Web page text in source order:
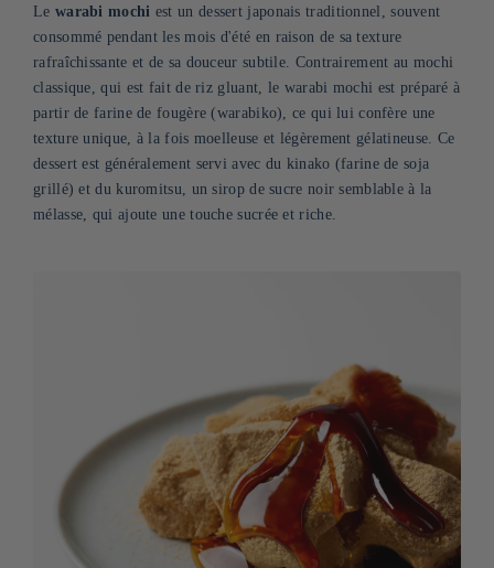
Le warabi mochi est un dessert japonais traditionnel, souvent
consommé pendant les mois d'été en raison de sa texture
rafraîchissante et de sa douceur subtile. Contrairement au mochi
classique, qui est fait de riz gluant, le warabi mochi est préparé à
partir de farine de fougère (warabiko), ce qui lui confère une
texture unique, à la fois moelleuse et légèrement gélatineuse. Ce
dessert est généralement servi avec du kinako (farine de soja
grillé) et du kuromitsu, un sirop de sucre noir semblable à la
mélasse, qui ajoute une touche sucrée et riche.